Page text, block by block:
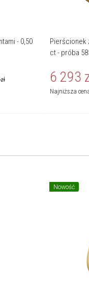
- 0,50
zł
Pierścionek
ct - próba
6 293
Najniższa
Nowość